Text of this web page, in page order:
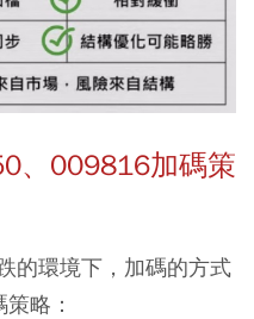
、009816加碼策
的環境下，加碼的方式
略：